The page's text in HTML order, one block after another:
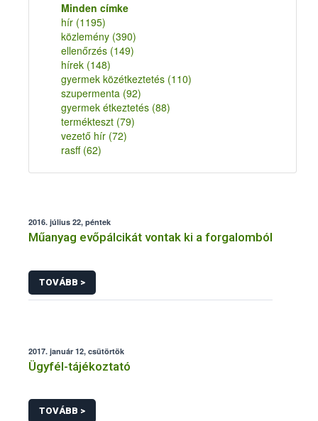
Minden címke
hír (1195)
közlemény (390)
ellenőrzés (149)
hírek (148)
gyermek közétkeztetés (110)
szupermenta (92)
gyermek étkeztetés (88)
termékteszt (79)
vezető hír (72)
rasff (62)
2016. július 22, péntek
Műanyag evőpálcikát vontak ki a forgalomból
TOVÁBB >
2017. január 12, csütörtök
Ügyfél-tájékoztató
TOVÁBB >